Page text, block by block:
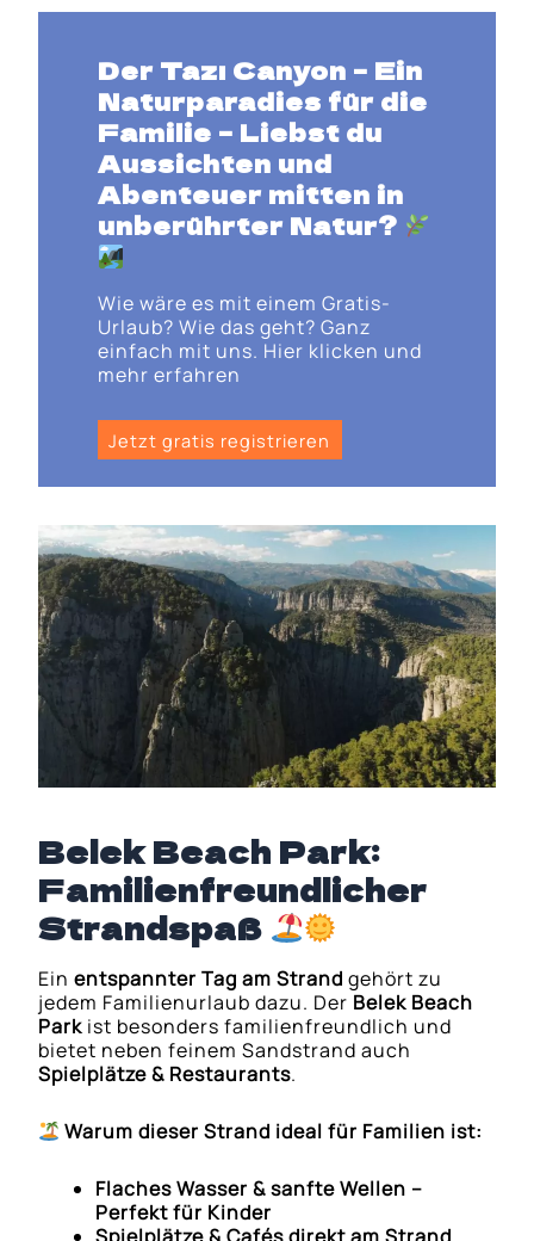
Der Tazı Canyon – Ein
Naturparadies für die
Familie – Liebst du
Aussichten und
Abenteuer mitten in
unberührter Natur?
Wie wäre es mit einem Gratis-
Urlaub? Wie das geht? Ganz
einfach mit uns. Hier klicken und
mehr erfahren
Jetzt gratis registrieren
Belek Beach Park:
Familienfreundlicher
Strandspaß
Einentspannter Tag am Strand gehört zu
jedem Familienurlaub dazu. Der Belek Beach
Park ist besonders familienfreundlich und
bietet neben feinem Sandstrand auch
Spielplätze & Restaurants.
Warum dieser Strand ideal für Familien ist:
Flaches Wasser & sanfte Wellen –
Perfekt für Kinder